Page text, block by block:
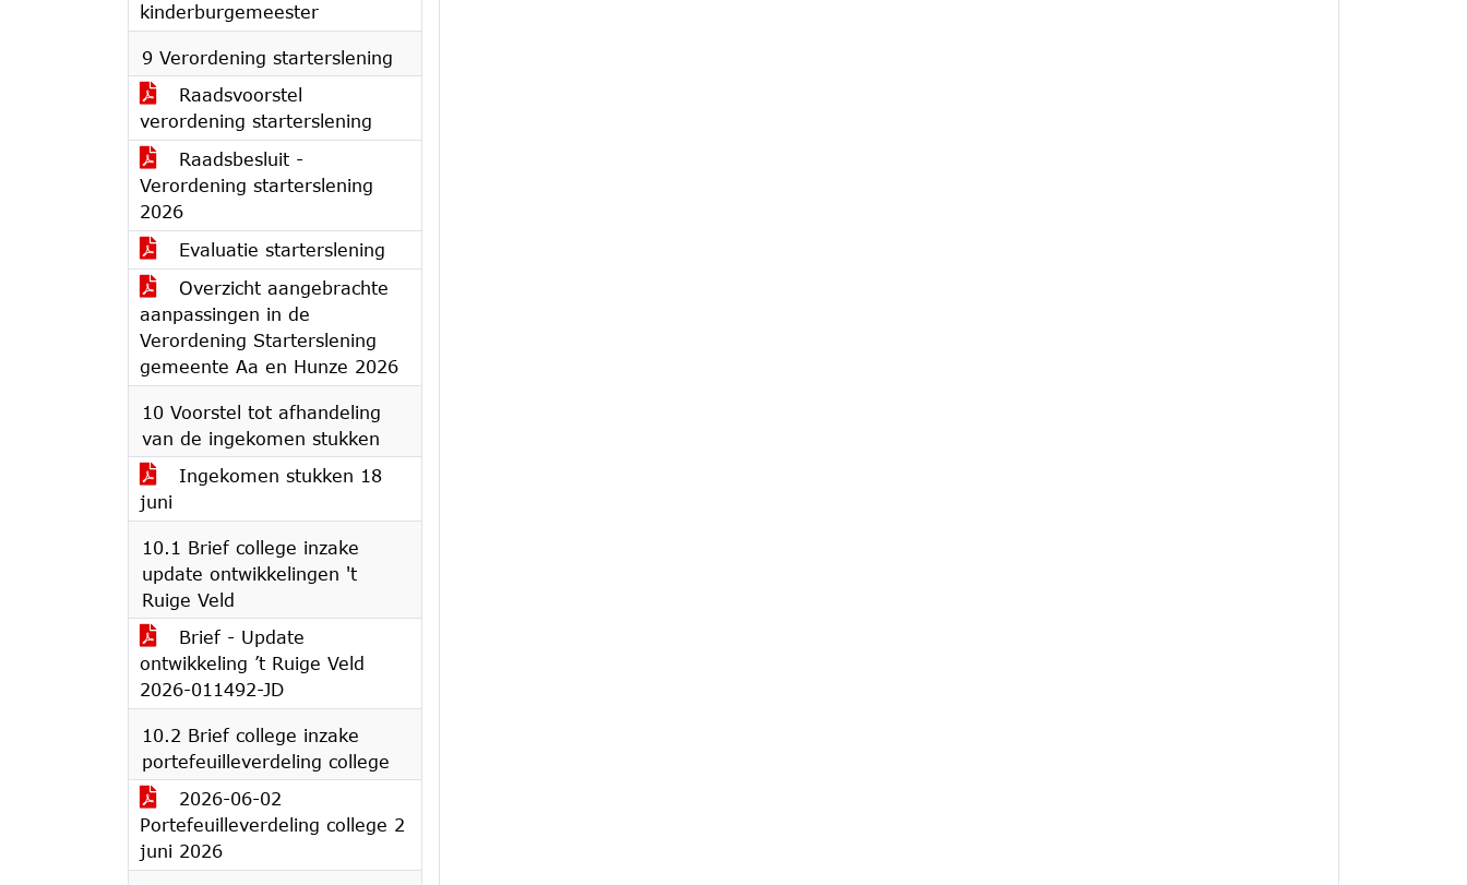
kinderburgemeester
9 Verordening starterslening
Raadsvoorstel
verordening starterslening
Raadsbesluit -
Verordening starterslening
2026
Evaluatie starterslening
Overzicht aangebrachte
aanpassingen in de
Verordening Starterslening
gemeente Aa en Hunze 2026
10 Voorstel tot afhandeling
van de ingekomen stukken
Ingekomen stukken 18
juni
10.1 Brief college inzake
update ontwikkelingen 't
Ruige Veld
Brief - Update
ontwikkeling ’t Ruige Veld
2026-011492-JD
10.2 Brief college inzake
portefeuilleverdeling college
2026-06-02
Portefeuilleverdeling college 2
juni 2026